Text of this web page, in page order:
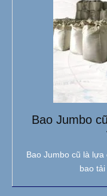
Bao Jumbo
Bao Jumbo cũ là
bao